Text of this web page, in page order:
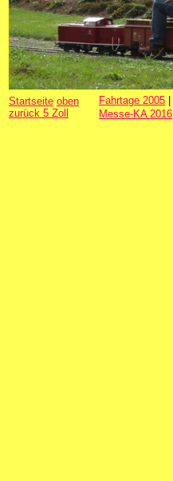
Startseite oben
zurück 5 Zoll
Fahrtage 2005
Messe-KA 2016